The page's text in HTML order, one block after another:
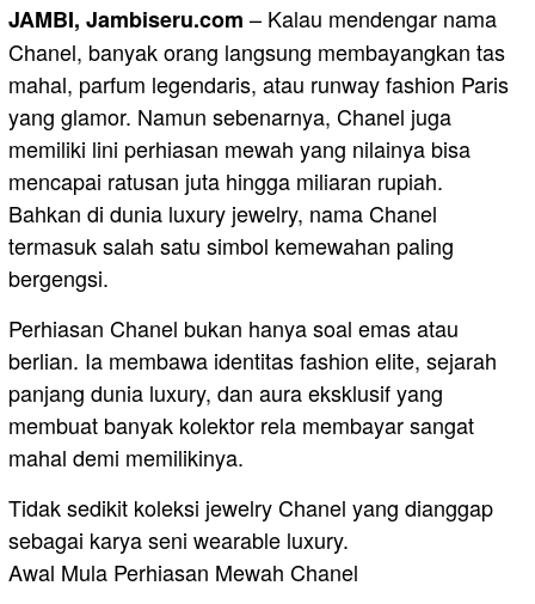
JAMBI, Jambiseru.com – Kalau mendengar nama
Chanel, banyak orang langsung membayangkan tas
mahal, parfum legendaris, atau runway fashion Paris
yang glamor. Namun sebenarnya, Chanel juga
memiliki lini perhiasan mewah yang nilainya bisa
mencapai ratusan juta hingga miliaran rupiah.
Bahkan di dunia luxury jewelry, nama Chanel
termasuk salah satu simbol kemewahan paling
bergengsi.
Perhiasan Chanel bukan hanya soal emas atau
berlian. Ia membawa identitas fashion elite, sejarah
panjang dunia luxury, dan aura eksklusif yang
membuat banyak kolektor rela membayar sangat
mahal demi memilikinya.
Tidak sedikit koleksi jewelry Chanel yang dianggap
sebagai karya seni wearable luxury.
Awal Mula Perhiasan Mewah Chanel